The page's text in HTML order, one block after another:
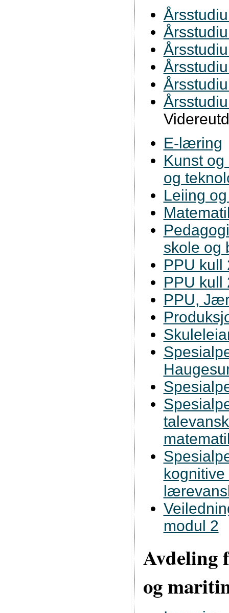
E-læring
Kunst
og
Leiing
skole og
PPU kull
PPU kull
PPU,
modul 2
Avdeling
og